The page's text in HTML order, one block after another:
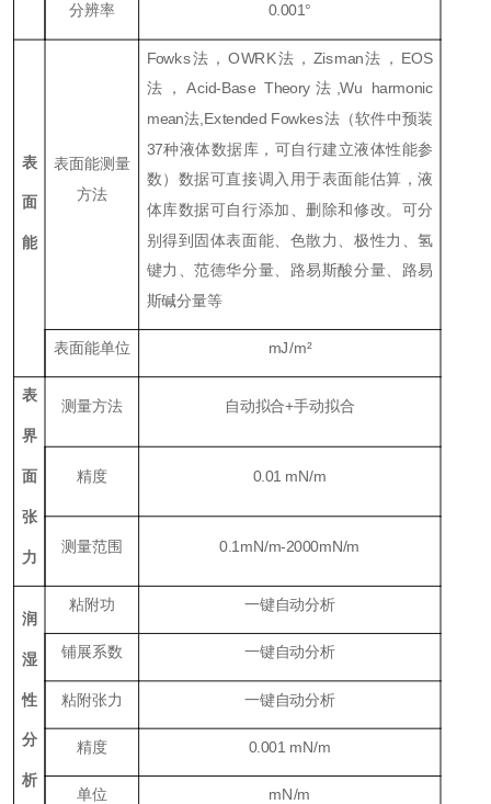
分辨率 0.001°
表
面
能
表面能测量
方法
Fowks法，OWRK法，Zisman法，EOS
法，Acid-Base Theory法,Wu harmonic
mean法,Extended Fowkes法（软件中预装
37种液体数据库，可自行建立液体性能参
数）数据可直接调入用于表面能估算，液
体库数据可自行添加、删除和修改。可分
别得到固体表面能、色散力、极性力、氢
键力、范德华分量、路易斯酸分量、路易
斯碱分量等
表面能单位 mJ/m²
表
界
面
张
力
测量方法 自动拟合+手动拟合
精度 0.01 mN/m
测量范围 0.1mN/m-2000mN/m
润
湿
性
分
析
粘附功 一键自动分析
铺展系数 一键自动分析
粘附张力 一键自动分析
精度 0.001 mN/m
单位 mN/m